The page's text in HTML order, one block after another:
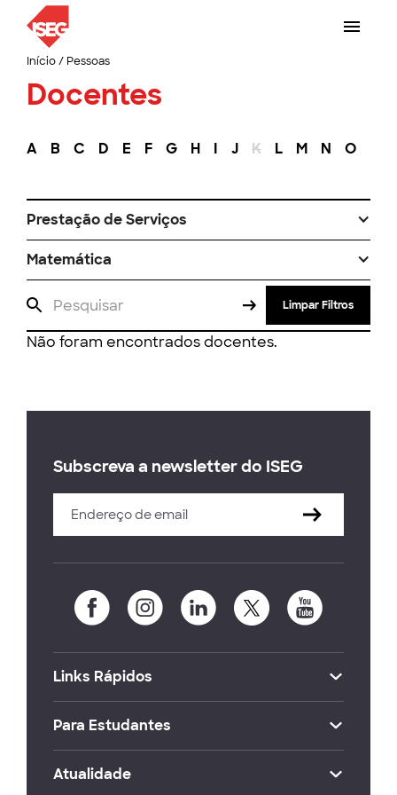
Início/ Pessoas
Docentes
A B C D E F G H I J K L M N O
Prestação de Serviços
Matemática
Limpar Filtros
Não foram encontrados docentes.
Subscreva a newsletter do ISEG
Links Rápidos
Para Estudantes
Atualidade